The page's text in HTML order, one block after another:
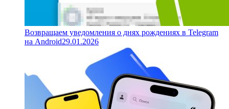
Возвращаем уведомления о днях рождениях в Telegram
на Android29.01.2026